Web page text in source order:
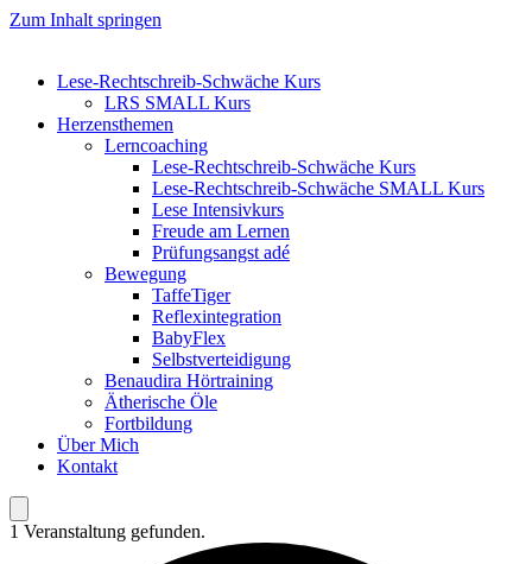
Zum Inhalt springen
Lese-Rechtschreib-Schwäche Kurs
LRS SMALL Kurs
Herzensthemen
Lerncoaching
Lese-Rechtschreib-Schwäche Kurs
Lese-Rechtschreib-Schwäche SMALL Kurs
Lese Intensivkurs
Freude am Lernen
Prüfungsangst adé
Bewegung
TaffeTiger
Reflexintegration
BabyFlex
Selbstverteidigung
Benaudira Hörtraining
Ätherische Öle
Fortbildung
Über Mich
Kontakt
1 Veranstaltung gefunden.